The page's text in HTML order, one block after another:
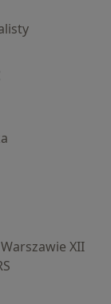
główna
XII